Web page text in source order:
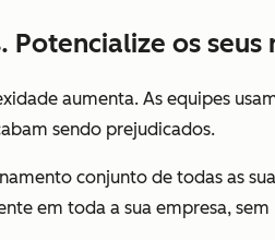
Potencialize os seus
aumenta. As equipes
sendo prejudicados.
conjunto de todas as
em toda a sua empresa,